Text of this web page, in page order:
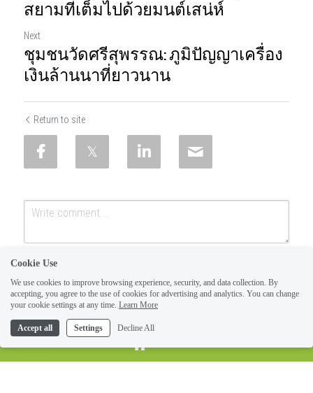
สยามที่เต็มไปด้วยมนต์เสน่ห์
Next
ชุมชนวัดศรีสุพรรณ: ภูมิปัญญาเครื่อง
เงินล้านนาที่ยาวนาน
Return to site
SUBMIT
Cookie Use
We use cookies to improve browsing experience, security, and data collection. By
accepting, you agree to the use of cookies for advertising and analytics. You can change
your cookie settings at any time. Learn More
Accept all Settings Decline All